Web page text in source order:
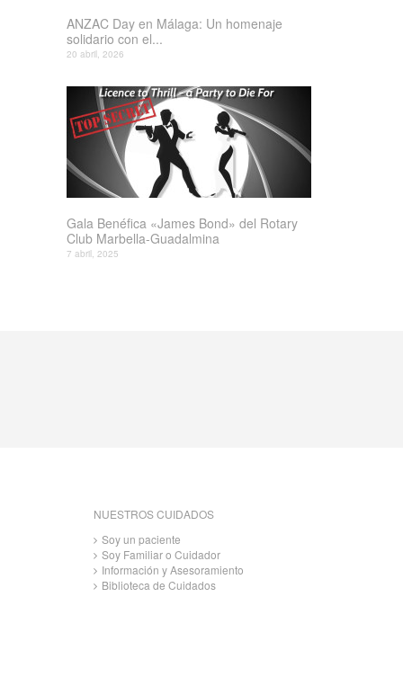
ANZAC Day en Málaga: Un homenaje
solidario con el...
20 abril, 2026
Gala Benéfica «James Bond» del Rotary
Club Marbella-Guadalmina
7 abril, 2025
NUESTROS CUIDADOS
Soy un paciente
Soy Familiar o Cuidador
Información y Asesoramiento
Biblioteca de Cuidados